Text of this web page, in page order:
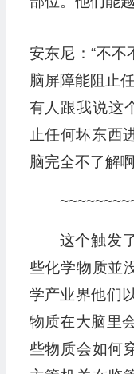
安东尼：“不
脑屏障能阻止
有人跟我说这
止任何坏东西
脑完全不了
这个触发
些化学物质並
学产业界他们
物质在大脑里
些物质会如何